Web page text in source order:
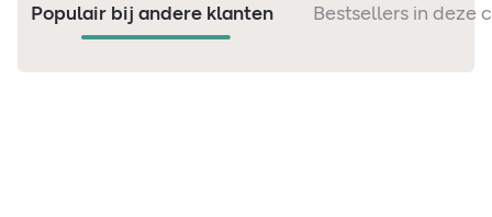
Populair bij andere klanten Bestsellers in deze